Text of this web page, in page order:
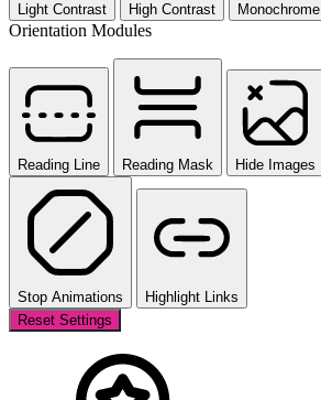
Light Contrast High Contrast Monochrome
Orientation Modules
Reading Line Reading Mask Hide Images
Stop Animations
Highlight Links
Reset Settings